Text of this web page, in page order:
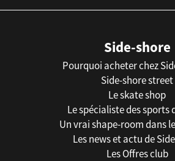
Side-shore
Pourquoi acheter chez
Side-shore street
Le skate shop
Le spécialiste des sports
Un vrai shape-room dans
Les news et actu de
Les Offres club